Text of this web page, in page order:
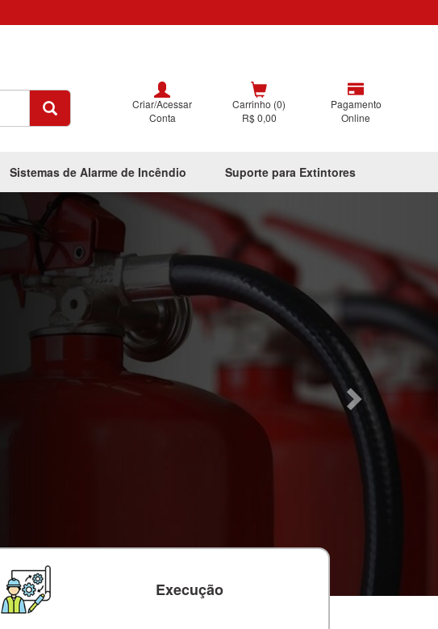
Criar/Acessar
Conta
Carrinho (0)
R$ 0,00
Pagamento
Online
Sistemas de Alarme de Incêndio Suporte para Extintores
Execução